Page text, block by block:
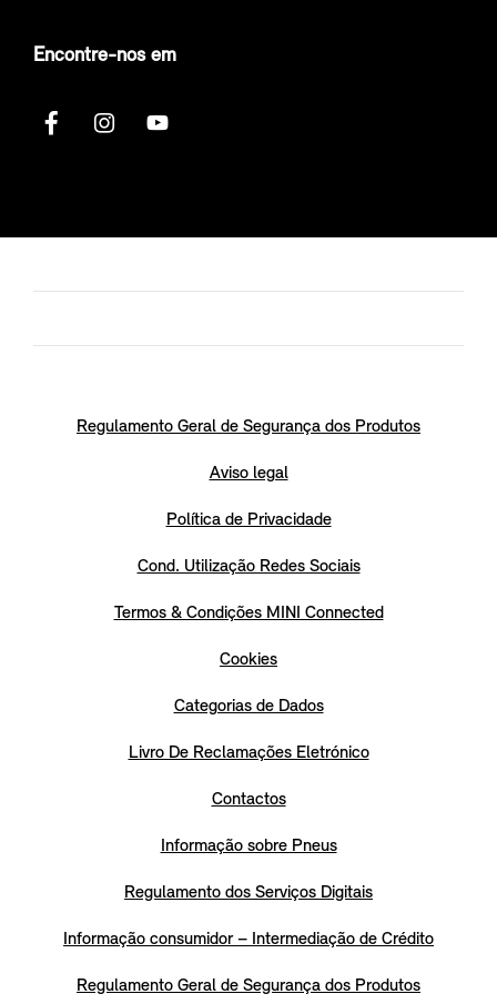
Encontre-nos em
Regulamento Geral de Segurança dos Produtos
Aviso legal
Política de Privacidade
Cond. Utilização Redes Sociais
Termos & Condições MINI Connected
Cookies
Categorias de Dados
Livro De Reclamações Eletrónico
Contactos
Informação sobre Pneus
Regulamento dos Serviços Digitais
Informação consumidor – Intermediação de Crédito
Regulamento Geral de Segurança dos Produtos